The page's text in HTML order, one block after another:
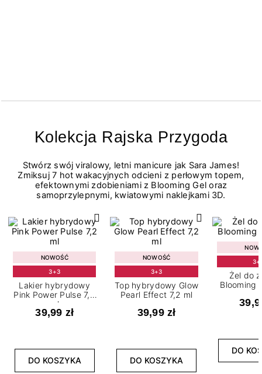
Kolekcja Rajska Przygoda
Stwórz swój viralowy, letni manicure jak Sara James!
Zmiksuj 7 hot wakacyjnych odcieni z perłowym topem,
efektownymi zdobieniami z Blooming Gel oraz
samoprzylepnymi, kwiatowymi naklejkami 3D.
NOWOŚĆ
3+3
Lakier hybrydowy
Pink Power Pulse 7,2
ml
39,99 zł
DO KOSZYKA
NOWOŚĆ
3+3
Top hybrydowy Glow
Pearl Effect 7,2 ml
39,99 zł
DO KOSZYKA
Żel do
Blooming
DO